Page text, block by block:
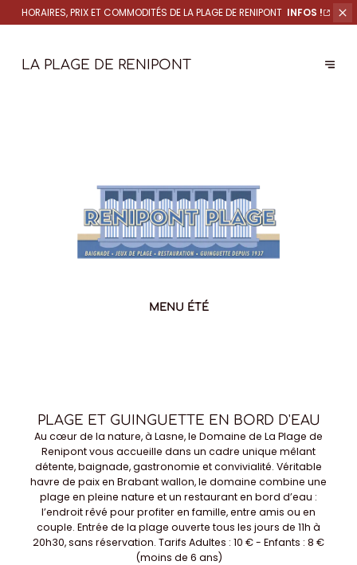
HORAIRES, PRIX ET COMMODITÉS DELA PLAGE DE RENIPONT INFOS !
LA PLAGE DE RENIPONT
MENU ÉTÉ
PLAGE ET GUINGUETTE EN BORD D'EAU
Au cœur de la nature, à Lasne, le Domaine de La Plage de
Renipont vous accueille dans un cadre unique mêlant
détente, baignade, gastronomie et convivialité. Véritable
havre de paix en Brabant wallon, le domaine combine une
plage en pleine nature et un restaurant en bord d’eau :
l’endroit rêvé pour profiter en famille, entre amis ou en
couple. Entrée de la plage ouverte tous les jours de 11h à
20h30, sans réservation. Tarifs Adultes : 10 € - Enfants : 8 €
(moins de 6 ans)